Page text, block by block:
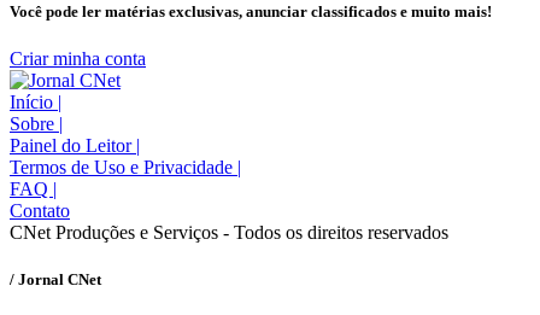
Você pode ler matérias exclusivas, anunciar classificados e muito mais!
Criar minha conta
Início |
Sobre |
Painel do Leitor |
Termos de Uso e Privacidade |
FAQ |
Contato
CNet Produções e Serviços - Todos os direitos reservados
/ Jornal CNet